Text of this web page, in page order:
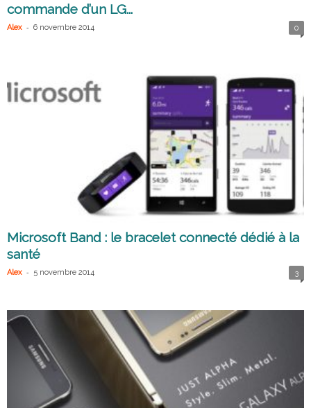
commande d’un LG...
Alex - 6 novembre 2014 0
Microsoft Band : le bracelet connecté dédié à la
santé
Alex - 5 novembre 2014 3